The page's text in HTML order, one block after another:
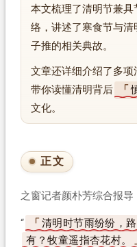
本文梳理了清明节兼
络，讲述了寒食节与
子推的相关典故。
文章还详细介绍了多项
带你读懂清明背后
文化。
正文
之窗记者颜朴芳综合报导
“
清明时节雨纷纷，
有？牧童遥指杏花村。